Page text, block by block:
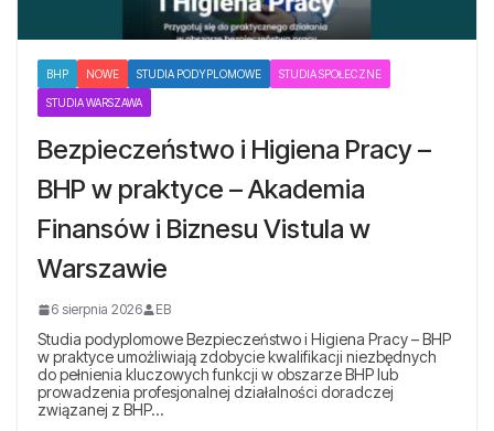
BHP NOWE STUDIA PODYPLOMOWE STUDIA SPOŁECZNE
STUDIA WARSZAWA
Bezpieczeństwo i Higiena Pracy –
BHP w praktyce – Akademia
Finansów i Biznesu Vistula w
Warszawie
6 sierpnia 2026 EB
Studia podyplomowe Bezpieczeństwo i Higiena Pracy – BHP
w praktyce umożliwiają zdobycie kwalifikacji niezbędnych
do pełnienia kluczowych funkcji w obszarze BHP lub
prowadzenia profesjonalnej działalności doradczej
związanej z BHP…